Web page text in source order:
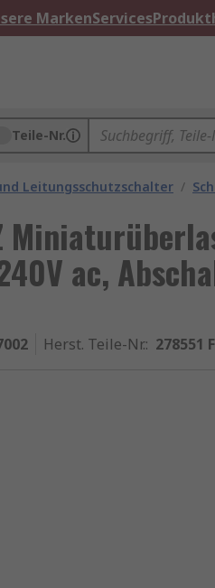
MarkenServices
Teile-Nr.
Leitungsschutzschalter /
ac,
Herst. Teile-Nr.: 278551